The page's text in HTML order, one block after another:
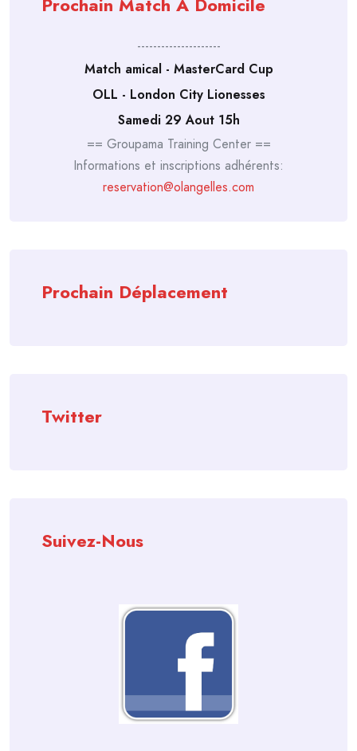
---------------------
Match amical - MasterCard Cup
OLL - London City Lionesses
Samedi 29 Aout 15h
== Groupama Training Center ==
Informations et inscriptions adhérents:
reservation@olangelles.com
Prochain Déplacement
Twitter
Suivez-Nous